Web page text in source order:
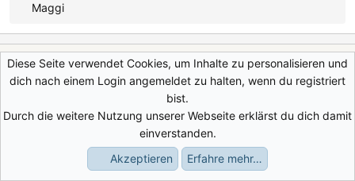
e
a
k
t
o
Maggi
D Dkk567
Member
04. Dez. 2021 #19
Laut Studien hat es mehr Vorteile gegenüber
xeplion. In Bezug auf Arbeiten oder Schule + NL
Anmelden Registrieren
Diese Seite verwendet Cookies, um Inhalte zu personalisieren und
dich nach einem Login angemeldet zu halten, wenn du registriert
bist.
Durch die weitere Nutzung unserer Webseite erklärst du dich damit
einverstanden.
Akzeptieren
Erfahre mehr…